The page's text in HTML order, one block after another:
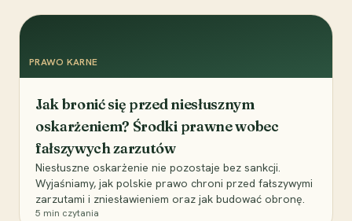
PRAWO KARNE
Jak bronić się przed niesłusznym
oskarżeniem? Środki prawne wobec
fałszywych zarzutów
Niesłuszne oskarżenie nie pozostaje bez sankcji.
Wyjaśniamy, jak polskie prawo chroni przed fałszywymi
zarzutami i zniesławieniem oraz jak budować obronę.
5 min czytania